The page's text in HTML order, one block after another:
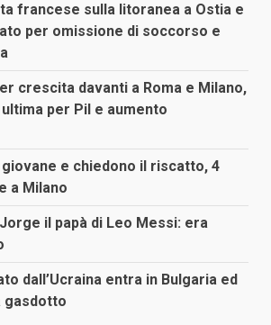
francese sulla litoranea a Ostia e
per omissione di soccorso e
crescita davanti a Roma e Milano,
per Pil e aumento
e chiedono il riscatto, 4
a Milano
il papà di Leo Messi: era
dall’Ucraina entra in Bulgaria ed
gasdotto